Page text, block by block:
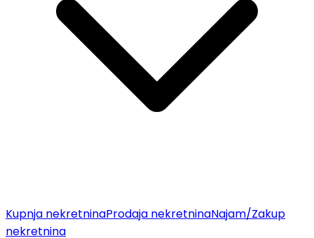
Kupnja nekretninaProdaja nekretninaNajam/Zakup
nekretnina